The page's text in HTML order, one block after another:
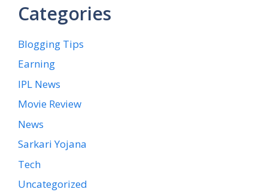
Categories
Blogging Tips
Earning
IPL News
Movie Review
News
Sarkari Yojana
Tech
Uncategorized